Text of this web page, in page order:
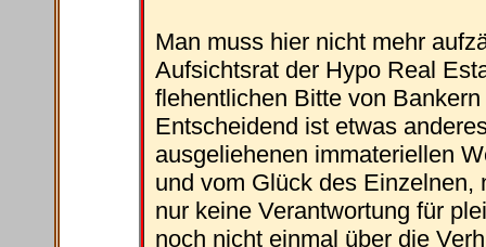
Man muss hier nicht mehr
Aufsichtsrat der Hypo Real
flehentlichen Bitte von
Entscheidend ist etwas
ausgeliehenen immateriellen
und vom Glück des
nur keine Verantwortung für
noch nicht einmal über die